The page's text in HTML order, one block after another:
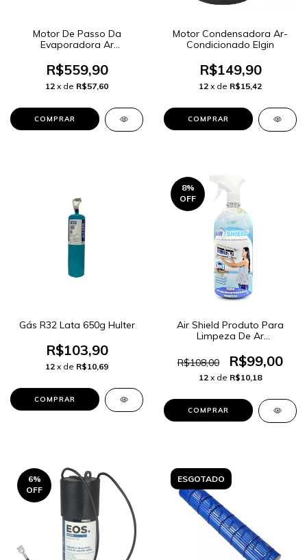
Motor De Passo Da
Evaporadora Ar
R$559,90
12 x de R$57,60
Motor Condensadora Ar-
Condicionado Elgin
R$149,90
12 x de R$15,42
Gás R32 Lata 650g Hulter
R$103,90
12 x de R$10,69
8%
OFF
Air Shield Produto Para
Limpeza De Ar
Litros
R$108,00 R$99,00
12 x de R$10,18
6%
OFF
ESGOTADO